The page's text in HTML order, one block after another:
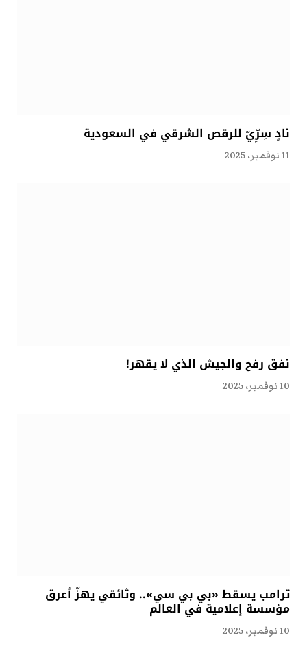
نادٍ سِرِّيّ للرقص الشرقي في السعودية
11 نوفمبر، 2025
نفق رفح والجيش الذي لا يقهر!
10 نوفمبر، 2025
ترامب يسقط «بي بي سي».. وثائقي يهزّ أعرق
مؤسسة إعلامية في العالم
10 نوفمبر، 2025